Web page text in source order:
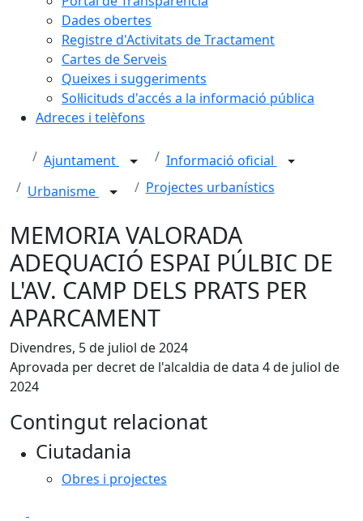
Dades obertes
Registre d'Activitats de Tractament
Cartes de Serveis
Queixes i suggeriments
Sol·licituds d'accés a la informació pública
Adreces i telèfons
Ajuntament
Informació oficial
Urbanisme
Projectes urbanístics
MEMORIA VALORADA
ADEQUACIÓ ESPAI PÚLBIC DE
L'AV. CAMP DELS PRATS PER
APARCAMENT
Divendres, 5 de juliol de 2024
Aprovada per decret de l'alcaldia de data 4 de juliol de
2024
Contingut relacionat
Ciutadania
Obres i projectes